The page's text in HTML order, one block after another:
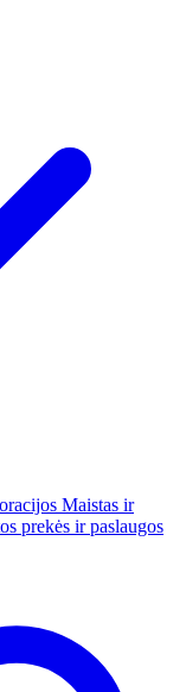
Maistas ir
prekės ir paslaugos